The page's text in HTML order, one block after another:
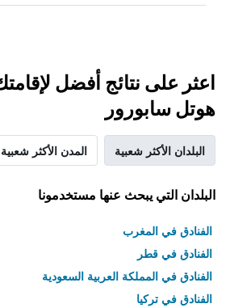
اعثر على نتائج أفضل
هوتل سابورور
البلدان الأكثر شعبية المدن الأكثر شعبية
البلدان التي يبحث عنها مستخدمونا
الفنادق في المغرب
الفنادق في قطر
الفنادق في المملكة العربية السعودية
الفنادق في تركيا